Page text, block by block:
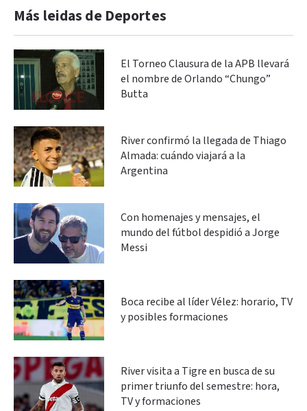
Más leidas de Deportes
El Torneo Clausura de la APB llevará
el nombre de Orlando “Chungo”
Butta
River confirmó la llegada de Thiago
Almada: cuándo viajará a la
Argentina
Con homenajes y mensajes, el
mundo del fútbol despidió a Jorge
Messi
Boca recibe al líder Vélez: horario, TV
y posibles formaciones
River visita a Tigre en busca de su
primer triunfo del semestre: hora,
TV y formaciones